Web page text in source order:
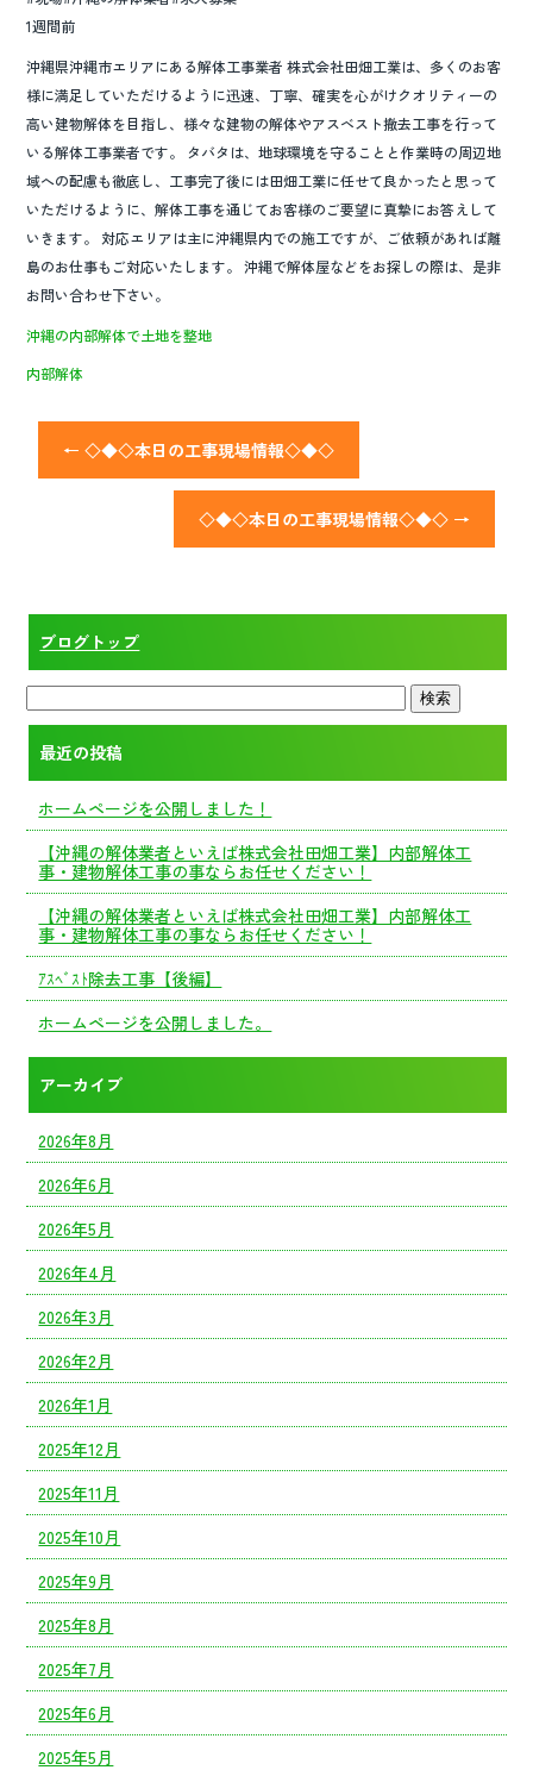
1週間前
沖縄県沖縄市エリアにある解体工事業者 株式会社田畑工業は、多くのお客
様に満足していただけるように迅速、丁寧、確実を心がけクオリティーの
高い建物解体を目指し、様々な建物の解体やアスベスト撤去工事を行って
いる解体工事業者です。 タバタは、地球環境を守ることと作業時の周辺地
域への配慮も徹底し、工事完了後には田畑工業に任せて良かったと思って
いただけるように、解体工事を通じてお客様のご要望に真摯にお答えして
いきます。 対応エリアは主に沖縄県内での施工ですが、ご依頼があれば離
島のお仕事もご対応いたします。 沖縄で解体屋などをお探しの際は、是非
お問い合わせ下さい。
沖縄の内部解体で土地を整地
内部解体
← ◇◆◇本日の工事現場情報◇◆◇
◇◆◇本日の工事現場情報◇◆◇ →
ブログトップ
最近の投稿
ホームページを公開しました！
【沖縄の解体業者といえば株式会社田畑工業】内部解体工
事・建物解体工事の事ならお任せください！
【沖縄の解体業者といえば株式会社田畑工業】内部解体工
事・建物解体工事の事ならお任せください！
ｱｽﾍﾞｽﾄ除去工事【後編】
ホームページを公開しました。
アーカイブ
2026年8月
2026年6月
2026年5月
2026年4月
2026年3月
2026年2月
2026年1月
2025年12月
2025年11月
2025年10月
2025年9月
2025年8月
2025年7月
2025年6月
2025年5月